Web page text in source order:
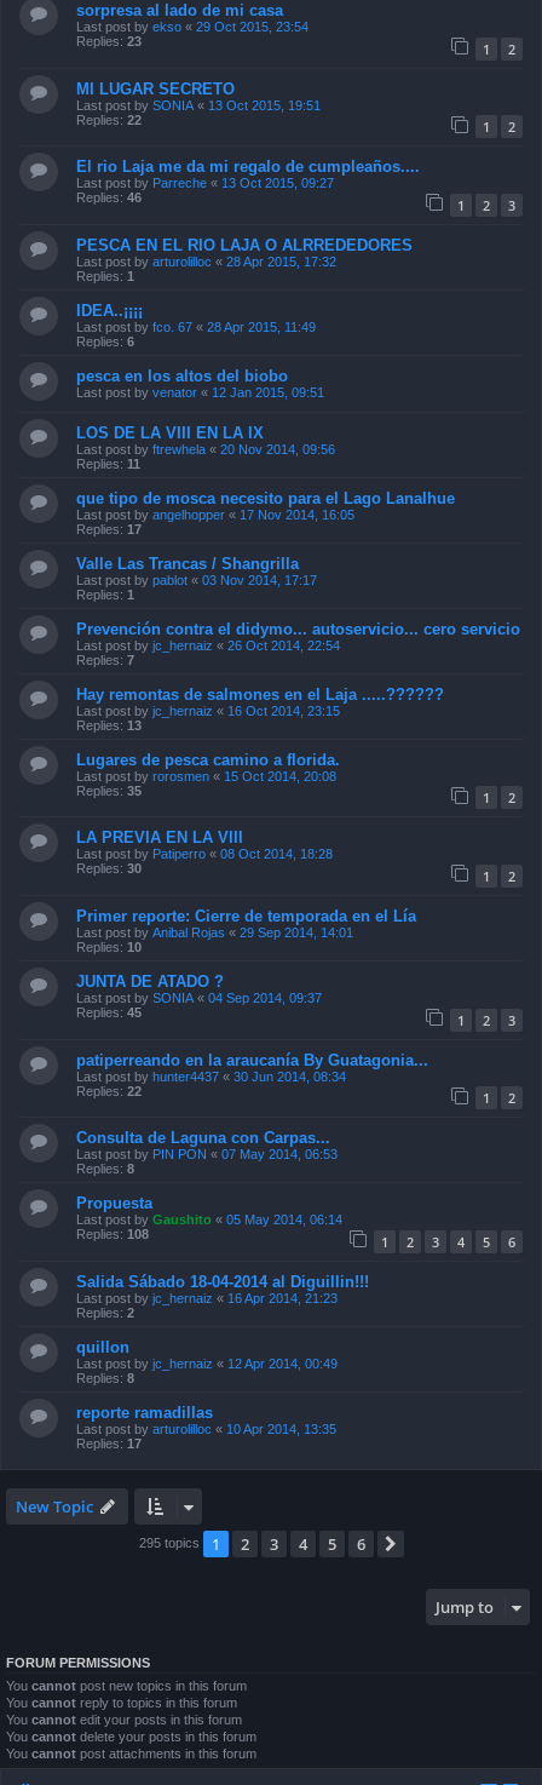
sorpresa al lado de mi casa
Last post by ekso « 29 Oct 2015, 23:54
Replies: 23 1 2
MI LUGAR SECRETO
Last post by SONIA « 13 Oct 2015, 19:51
Replies: 22 1 2
El rio Laja me da mi regalo de cumpleaños....
Last post by Parreche « 13 Oct 2015, 09:27
Replies: 46 1 2 3
PESCA EN EL RIO LAJA O ALRREDEDORES
Last post by arturolilloc « 28 Apr 2015, 17:32
Replies: 1
IDEA..¡¡¡¡
Last post by fco. 67 « 28 Apr 2015, 11:49
Replies: 6
pesca en los altos del biobo
Last post by venator « 12 Jan 2015, 09:51
LOS DE LA VIII EN LA IX
Last post by ftrewhela « 20 Nov 2014, 09:56
Replies: 11
que tipo de mosca necesito para el Lago Lanalhue
Last post by angelhopper « 17 Nov 2014, 16:05
Replies: 17
Valle Las Trancas / Shangrilla
Last post by pablot « 03 Nov 2014, 17:17
Replies: 1
Prevención contra el didymo... autoservicio... cero servicio
Last post by jc_hernaiz « 26 Oct 2014, 22:54
Replies: 7
Hay remontas de salmones en el Laja .....??????
Last post by jc_hernaiz « 16 Oct 2014, 23:15
Replies: 13
Lugares de pesca camino a florida.
Last post by rorosmen « 15 Oct 2014, 20:08
Replies: 35 1 2
LA PREVIA EN LA VIII
Last post by Patiperro « 08 Oct 2014, 18:28
Replies: 30 1 2
Primer reporte: Cierre de temporada en el Lía
Last post by Anibal Rojas « 29 Sep 2014, 14:01
Replies: 10
JUNTA DE ATADO ?
Last post by SONIA « 04 Sep 2014, 09:37
Replies: 45 1 2 3
patiperreando en la araucanía By Guatagonia...
Last post by hunter4437 « 30 Jun 2014, 08:34
Replies: 22 1 2
Consulta de Laguna con Carpas...
Last post by PIN PON « 07 May 2014, 06:53
Replies: 8
Propuesta
Last post by Gaushito « 05 May 2014, 06:14
Replies: 108 1 2 3 4 5 6
Salida Sábado 18-04-2014 al Diguillin!!!
Last post by jc_hernaiz « 16 Apr 2014, 21:23
Replies: 2
quillon
Last post by jc_hernaiz « 12 Apr 2014, 00:49
Replies: 8
reporte ramadillas
Last post by arturolilloc « 10 Apr 2014, 13:35
Replies: 17
New Topic
295 topics 1 2 3 4 5 6
Jump to
FORUM PERMISSIONS
You cannot post new topics in this forum
You cannot reply to topics in this forum
You cannot edit your posts in this forum
You cannot delete your posts in this forum
You cannot post attachments in this forum